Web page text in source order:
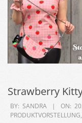
Strawberry
2026-
05-
BY: SANDRA ON:
PRODUKTVORSTELLUNG,